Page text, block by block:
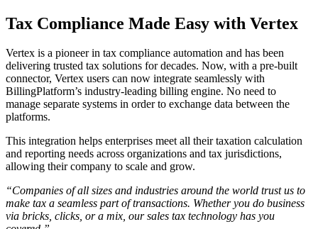
Tax Compliance Made Easy with Vertex
Vertex is a pioneer in tax compliance automation and has been
delivering trusted tax solutions for decades. Now, with a pre-built
connector, Vertex users can now integrate seamlessly with
BillingPlatform’s industry-leading billing engine. No need to
manage separate systems in order to exchange data between the
platforms.
This integration helps enterprises meet all their taxation calculation
and reporting needs across organizations and tax jurisdictions,
allowing their company to scale and grow.
“Companies of all sizes and industries around the world trust us to
make tax a seamless part of transactions. Whether you do business
via bricks, clicks, or a mix, our sales tax technology has you